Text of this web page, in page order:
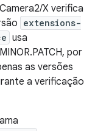
X verifica
extensions-
usa
por
as versões
a verificação